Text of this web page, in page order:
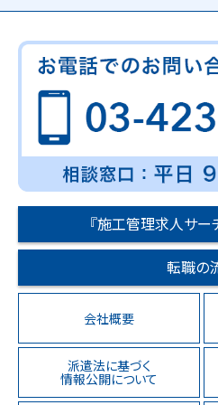
『施工管理求人サー
転職の
会社概要
派遣法に基づく
情報公開について